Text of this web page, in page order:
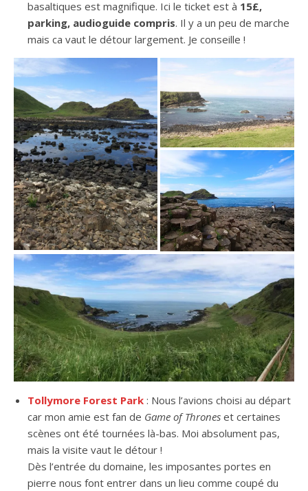
basaltiques est magnifique. Ici le ticket est à 15£,
parking, audioguide compris. Il y a un peu de marche
mais ca vaut le détour largement. Je conseille !
Tollymore Forest Park : Nous l’avions choisi au départ
car mon amie est fan de Game of Thrones et certaines
scènes ont été tournées là-bas. Moi absolument pas,
mais la visite vaut le détour !
Dès l’entrée du domaine, les imposantes portes en
pierre nous font entrer dans un lieu comme coupé du